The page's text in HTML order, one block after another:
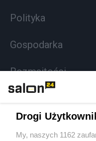
Polityka
Gospodarka
Rozmaitości
Sport
Drogi
My, naszych 1162